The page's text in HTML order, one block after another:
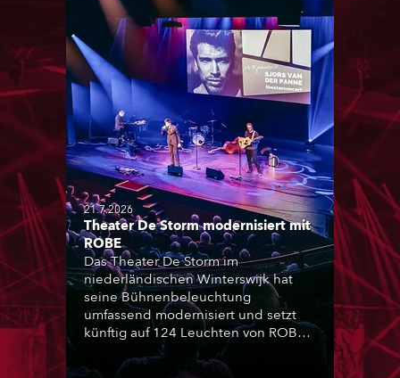
21.7.2026
Theater De Storm modernisiert mit
ROBE
Das Theater De Storm im
niederländischen Winterswijk hat
seine Bühnenbeleuchtung
umfassend modernisiert und setzt
künftig auf 124 Leuchten von ROBE.
Die Installation wurde von Frontline
Audio & Vision realisiert und umfasst